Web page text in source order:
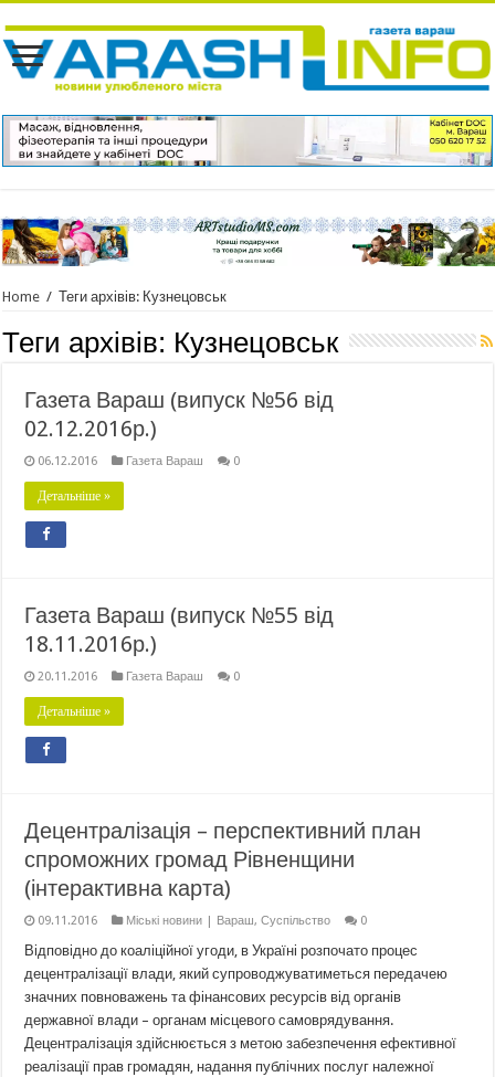
Home / Теги архівів: Кузнецовськ
Теги архівів: Кузнецовськ
Газета Вараш (випуск №56 від
02.12.2016р.)
06.12.2016 Газета Вараш 0
Детальніше »
Газета Вараш (випуск №55 від
18.11.2016р.)
20.11.2016 Газета Вараш 0
Детальніше »
Децентралізація – перспективний план
спроможних громад Рівненщини
(інтерактивна карта)
09.11.2016 Міські новини | Вараш,Суспільство 0
Відповідно до коаліційної угоди, в Україні розпочато процес
децентралізації влади, який супроводжуватиметься передачею
значних повноважень та фінансових ресурсів від органів
державної влади – органам місцевого самоврядування.
Децентралізація здійснюється з метою забезпечення ефективної
реалізації прав громадян, надання публічних послуг належної